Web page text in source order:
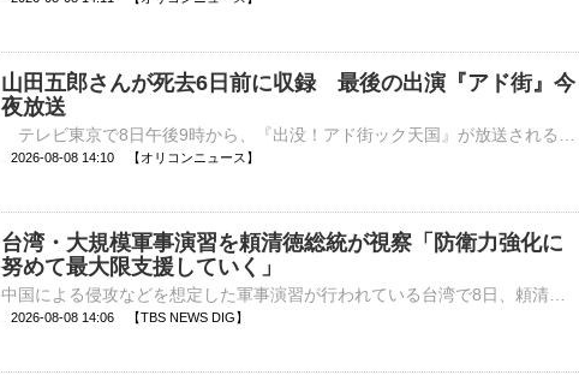
山田五郎さんが死去6日前に収録 最後の出演『アド街』今
夜放送
2026-08-08 14:10 【オリコンニュース】
台湾・大規模軍事演習を頼清徳総統が視察「防衛力強化に
努めて最大限支援していく」
2026-08-08 14:06 【TBS NEWS DIG】